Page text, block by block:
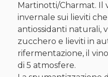
Martinotti/Charmat. Il
invernale sui lieviti
antiossidanti naturali,
zucchero e lieviti in
rifermentazione, il
di 5 atmosfere.